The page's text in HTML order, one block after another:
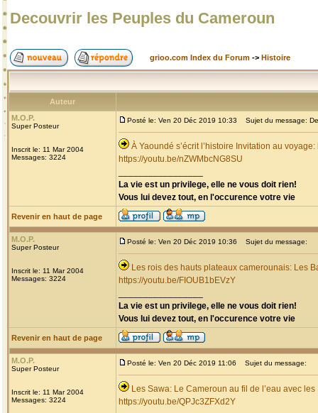
Decouvrir les Peuples du Cameroun
grioo.com Index du Forum -> Histoire
Auteur
M.O.P.
Super Posteur
Inscrit le: 11 Mar 2004
Messages: 3224
Posté le: Ven 20 Déc 2019 10:33 Sujet du message:
À Yaoundé s’écrit l’histoire Invitation au
https://youtu.be/nZWMbcNG8SU
La vie est un privilege, elle ne vous doit rien!
Vous lui devez tout, en l'occurence votre vie
Revenir en haut de page
M.O.P.
Super Posteur
Inscrit le: 11 Mar 2004
Messages: 3224
Posté le: Ven 20 Déc 2019 10:36 Sujet du message:
Les rois des hauts plateaux camerounais: Les
https://youtu.be/FIOUB1bEVzY
La vie est un privilege, elle ne vous doit rien!
Vous lui devez tout, en l'occurence votre vie
Revenir en haut de page
M.O.P.
Super Posteur
Inscrit le: 11 Mar 2004
Messages: 3224
Posté le: Ven 20 Déc 2019 11:06 Sujet du message:
Les Sawa: Le Cameroun au fil de l’eau avec
https://youtu.be/QPJc3ZFXd2Y